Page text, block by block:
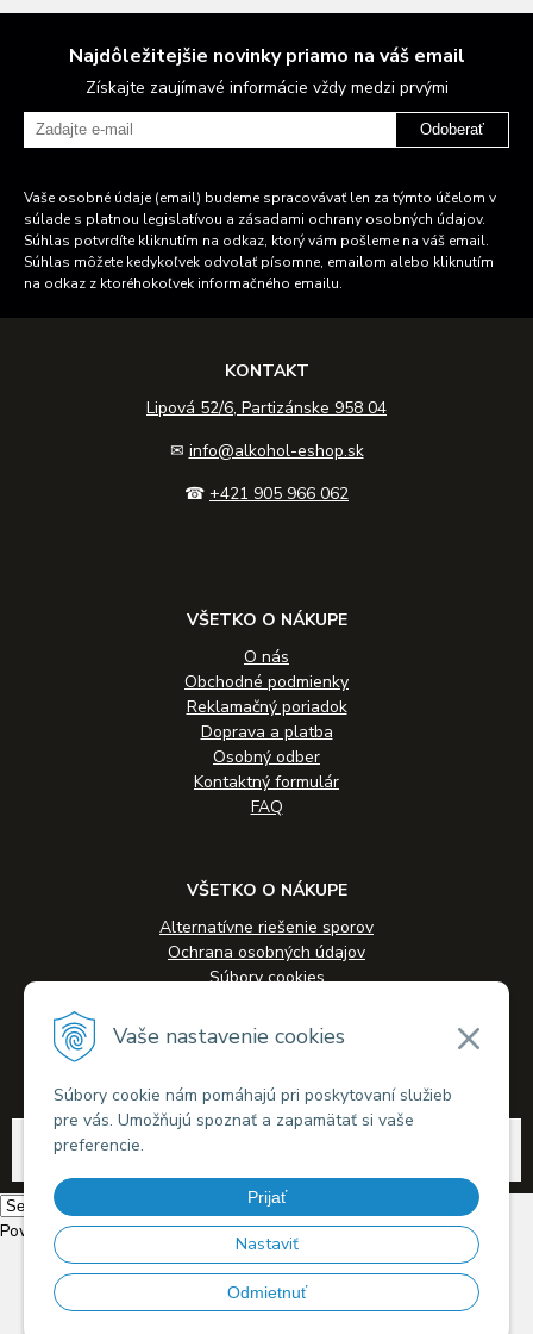
Vaše nastavenie cookies
Súbory cookie nám pomáhajú pri poskytovaní služieb
pre vás. Umožňujú spoznať a zapamätať si vaše
preferencie.
Prijať
Nastaviť
Odmietnuť
Najdôležitejšie novinky priamo na váš email
Získajte zaujímavé informácie vždy medzi prvými
Odoberať
Vaše osobné údaje (email) budeme spracovávať len za týmto účelom v
súlade s platnou legislatívou a zásadami ochrany osobných údajov.
Súhlas potvrdíte kliknutím na odkaz, ktorý vám pošleme na váš email.
Súhlas môžete kedykoľvek odvolať písomne, emailom alebo kliknutím
na odkaz z ktoréhokoľvek informačného emailu.
KONTAKT
Lipová 52/6, Partizánske 958 04
✉ info@alkohol-eshop.sk
☎ +421 905 966 062
VŠETKO O NÁKUPE
O nás
Obchodné podmienky
Reklamačný poriadok
Doprava a platba
Osobný odber
Kontaktný formulár
FAQ
VŠETKO O NÁKUPE
Alternatívne riešenie sporov
Ochrana osobných údajov
Súbory cookies
Veľkoobchodná spolupráca
© 2026 Alkohol-eshop.sk •
Powered by Translate